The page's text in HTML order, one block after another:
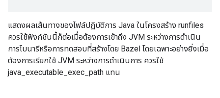
แสดงผลเส้นทางของไฟล์ปฏิบัติการ Java ในโครงสร้าง runfiles
ควรใช้ฟังก์ชันนี้ก็ต่อเมื่อต้องการเข้าถึง JVM ระหว่างการดำเนิน
การไบนารีหรือการทดสอบที่สร้างโดย Bazel โดยเฉพาะอย่างยิ่งเมื่อ
ต้องการเรียกใช้ JVM ระหว่างการดำเนินการ ควรใช้
java_executable_exec_path แทน